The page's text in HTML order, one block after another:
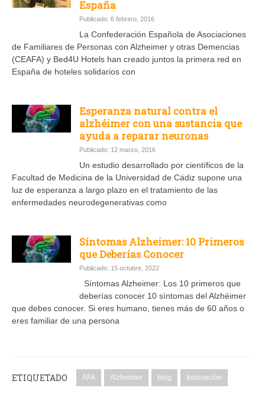
España
Publicado: 6 febrero, 2016
La Confederación Española de Asociaciones
de Familiares de Personas con Alzheimer y otras Demencias
(CEAFA) y Bed4U Hotels han creado juntos la primera red en
España de hoteles solidarios con
Esperanza natural contra el
alzhéimer con una sustancia que
ayuda a reparar neuronas
Publicado: 12 marzo, 2016
Un estudio desarrollado por científicos de la
Facultad de Medicina de la Universidad de Cádiz supone una
luz de esperanza a largo plazo en el tratamiento de las
enfermedades neurodegenerativas como
Síntomas Alzheimer: 10 Primeros
que Deberías Conocer
Publicado: 15 octubre, 2022
Síntomas Alzheimer: Los 10 primeros que
deberías conocer 10 síntomas del Alzhéimer
que debes conocer. Si eres humano, tienes más de 60 años o
eres familiar de una persona
ETIQUETADO AFA Alzheimer blog Innovación